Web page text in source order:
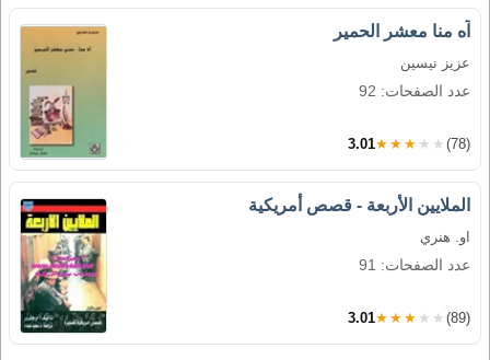
آه منا معشر الحمير
عزيز نيسين
عدد الصفحات: 92
3.01★★★★★ (78)
الملايين الأربعة - قصص أمريكية
او. هنري
عدد الصفحات: 91
3.01★★★★★ (89)